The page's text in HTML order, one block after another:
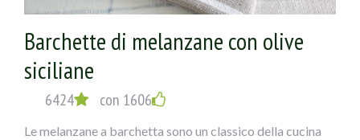
1) Tagliare le melanzane a fette spesse circa mezzo cm,
cospargerle di sale e metterle in uno scolapasta con dei
pesi sopra per fargli perdere l’acqua; dopo sciacquarle e
farle scolare.
2) Disporle sulla griglia del forno, ungendole con un
pennello sopra; cuocere a 180° per circa 20 minuti (si
Barchette di melanzane con olive
siciliane
6424 con 1606
Le melanzane a barchetta sono un classico della cucina